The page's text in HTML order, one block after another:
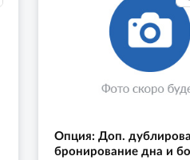
Опция: Доп.
бронирование дна и